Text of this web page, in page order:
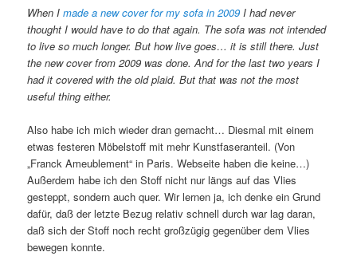
When Imade a new cover for my sofa in 2009 I had never
thought I would have to do that again. The sofa was not intended
to live so much longer. But how live goes… it is still there. Just
the new cover from 2009 was done. And for the last two years I
had it covered with the old plaid. But that was not the most
useful thing either.
Also habe ich mich wieder dran gemacht… Diesmal mit einem
etwas festeren Möbelstoff mit mehr Kunstfaseranteil. (Von
„Franck Ameublement“ in Paris. Webseite haben die keine…)
Außerdem habe ich den Stoff nicht nur längs auf das Vlies
gesteppt, sondern auch quer. Wir lernen ja, ich denke ein Grund
dafür, daß der letzte Bezug relativ schnell durch war lag daran,
daß sich der Stoff noch recht großzügig gegenüber dem Vlies
bewegen konnte.